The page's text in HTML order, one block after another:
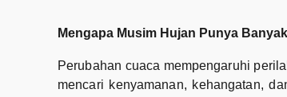
Mengapa Musim Hujan Punya
Perubahan cuaca mempengaruhi
mencari kenyamanan, kehangatan,